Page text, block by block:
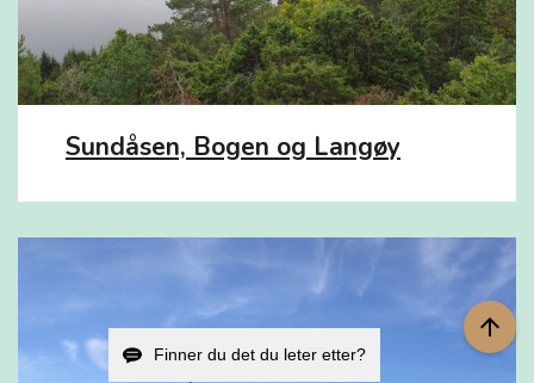
Sundåsen, Bogen og Langøy
arrow_upward
Finner du det du leter etter?